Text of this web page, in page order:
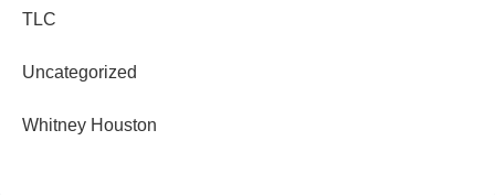
TLC
Uncategorized
Whitney Houston